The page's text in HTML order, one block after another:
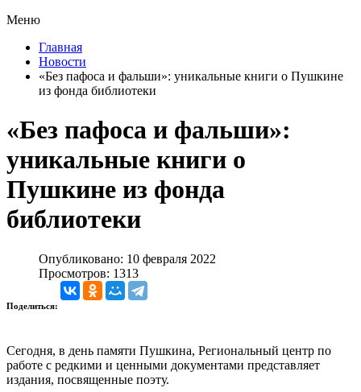
Меню
Главная
Новости
«Без пафоса и фальши»: уникальные книги о Пушкине
из фонда библиотеки
«Без пафоса и фальши»:
уникальные книги о
Пушкине из фонда
библиотеки
Опубликовано: 10 февраля 2022
Просмотров: 1313
Поделиться:
Сегодня, в день памяти Пушкина, Региональный центр по
работе с редкими и ценными документами представляет
издания, посвященные поэту.